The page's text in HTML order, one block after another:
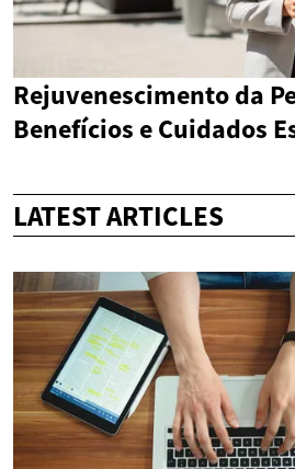
Rejuvenescimento da
Benefícios e Cuidados
LATEST ARTICLES